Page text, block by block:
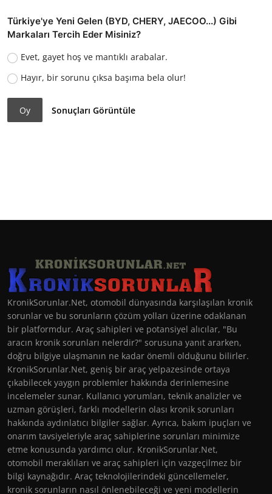
Türkiye'ye Yeni Gelen (BYD, CHERY, JAECOO...) Gibi
Markaları Tercih Eder Misiniz?
Evet, gayet hoş ve mantıklı arabalar.
Hayır, bir sorunu çıksa başıma bela olur!
Oy Sonuçları Görüntüle
KronikSorunlar.Net, otomobil dünyasında karşılaşılan kronik
sorunlar ve bu sorunların çözüm yolları üzerine odaklanan
bir platformdur. Araç sahipleri ve potansiyel alıcılar, "Bu
aracın kronik sorunları nelerdir?" sorusuna yanıt ararken,
doğru bilgiye ulaşmanın ne kadar önemli olduğunu bilirler.
KronikSorunlar.Net, geniş bir araç yelpazesinde ortaya
çıkabilecek yaygın problemler hakkında derinlemesine
incelemeler sunar. Kullanıcı yorumları, teknik analizler ve
uzman görüşleri, farklı modellerin olası kronik sorunları
hakkında aydınlatıcı bilgiler sağlar. Ayrıca, bakım ipuçları ve
onarım tavsiyeleriyle araç sahiplerine sorunları minimize
etme konusunda yardımcı olur. KronikSorunlar.Net,
otomobil meraklıları ve araç sahipleri için vazgeçilmez bir
bilgi kaynağıdır. Araç teknolojilerindeki güncellemeler,
kronik sorunların nasıl önlenebileceği ve yeni modellerin